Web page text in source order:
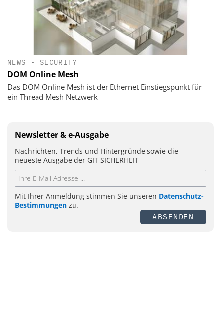
NEWS • SECURITY
DOM Online Mesh
Das DOM Online Mesh ist der Ethernet Einstiegspunkt für
ein Thread Mesh Netzwerk
Newsletter & e-Ausgabe
Nachrichten, Trends und Hintergründe sowie die
neueste Ausgabe der GIT SICHERHEIT
Mit Ihrer Anmeldung stimmen Sie unseren Datenschutz-
Bestimmungen zu.
ABSENDEN